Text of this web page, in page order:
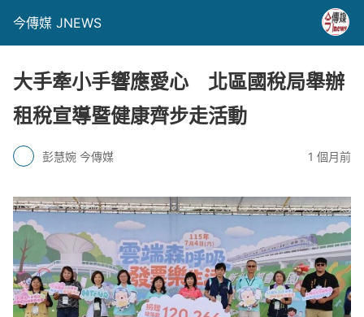
今傳媒 JNEWS
大手牽小手響應愛心 北區國稅局舉辦
租稅宣導暨健康齊步走活動
彭慧婉 今傳媒 1 個月前